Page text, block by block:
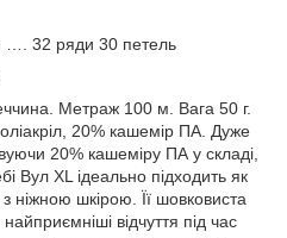
…. 32 ряди 30 петель
Метраж 100 м. Вага 50 г.
20% кашемір ПА. Дуже
20% кашеміру ПА у складі,
Вул ХL ідеально підходить як
ніжною шкірою. Її шовковиста
відчуття під час